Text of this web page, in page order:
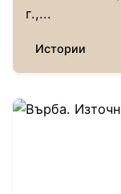
г.,...
Истории